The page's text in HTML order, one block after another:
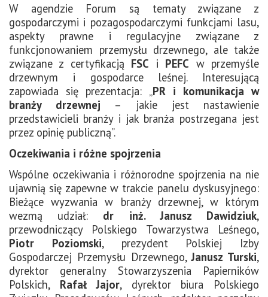
W agendzie Forum są tematy związane z
gospodarczymi i pozagospodarczymi funkcjami lasu,
aspekty prawne i regulacyjne związane z
funkcjonowaniem przemysłu drzewnego, ale także
związane z certyfikacją FSC i PEFC w przemyśle
drzewnym i gospodarce leśnej. Interesującą
zapowiada się prezentacja: „PR i komunikacja w
branży drzewnej – jakie jest nastawienie
przedstawicieli branży i jak branża postrzegana jest
przez opinię publiczną”.
Oczekiwania i różne spojrzenia
Wspólne oczekiwania i różnorodne spojrzenia na nie
ujawnią się zapewne w trakcie panelu dyskusyjnego:
Bieżące wyzwania w branży drzewnej, w którym
wezmą udział: dr inż. Janusz Dawidziuk,
przewodniczący Polskiego Towarzystwa Leśnego,
Piotr Poziomski, prezydent Polskiej Izby
Gospodarczej Przemysłu Drzewnego,Janusz Turski,
dyrektor generalny Stowarzyszenia Papierników
Polskich, Rafał Jajor, dyrektor biura Polskiego